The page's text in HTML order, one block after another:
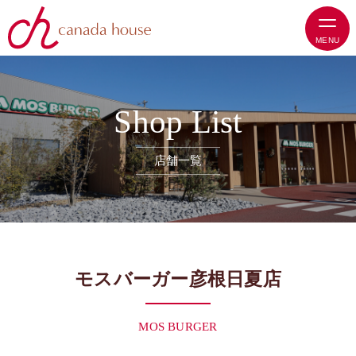
Shop List
店舗一覧
モスバーガー彦根日夏店
MOS BURGER